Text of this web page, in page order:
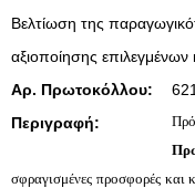
Βελτίωση της
αξιοποίησης
Αρ. Πρωτοκόλλου:
Περιγραφή:
σφραγισμένες προσφορές και